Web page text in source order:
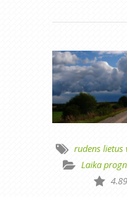
rudens lietus
Laika
4.89